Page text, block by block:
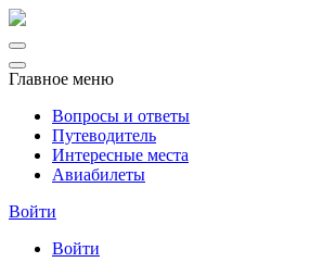
Главное меню
Вопросы и ответы
Путеводитель
Интересные места
Авиабилеты
Войти
Войти